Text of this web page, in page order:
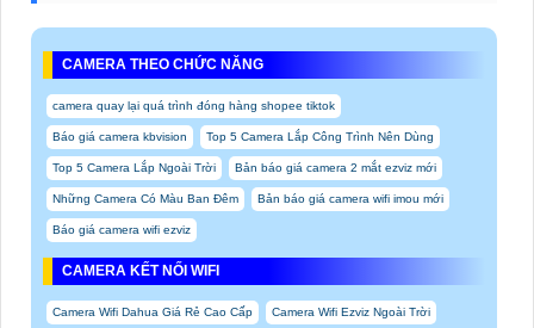
CAMERA THEO CHỨC NĂNG
camera quay lại quá trình đóng hàng shopee tiktok
Báo giá camera kbvision Top 5 Camera Lắp Công Trình Nên Dùng
Top 5 Camera Lắp Ngoài Trời Bản báo giá camera 2 mắt ezviz mới
Những Camera Có Màu Ban Đêm Bản báo giá camera wifi imou mới
Báo giá camera wifi ezviz
CAMERA KẾT NỐI WIFI
Camera Wifi Dahua Giá Rẻ Cao Cấp Camera Wifi Ezviz Ngoài Trời